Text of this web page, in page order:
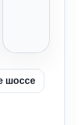
шоссе